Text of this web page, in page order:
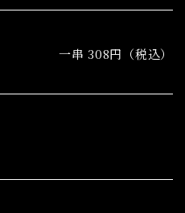
一串 308円（税込）